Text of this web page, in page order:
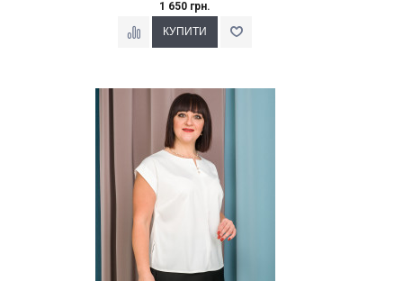
1 650 грн.
Наклейки Варіант з %